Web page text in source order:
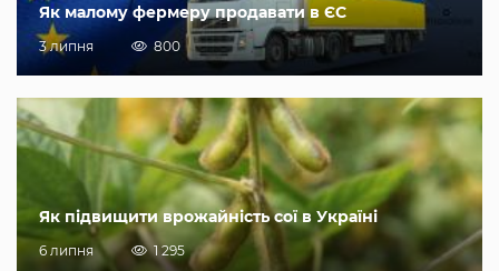
Як малому фермеру продавати в ЄС
3 липня 800
Як підвищити врожайність сої в Україні
6 липня 1 295